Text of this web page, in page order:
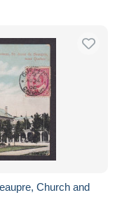
Church and